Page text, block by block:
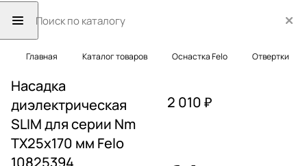
Главная Каталог товаров Оснастка Felo Отвертки
Насадка
диэлектрическая
SLIM для серии Nm
TX25x170 мм Felo
10825394
2 010 ₽